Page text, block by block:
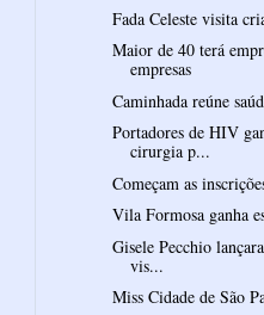
Fada Celeste visita
Maior de 40 terá
empresas
Caminhada reúne
Portadores de HIV
cirurgia p...
Começam as
Vila Formosa ganha
Gisele Pecchio
vis...
Miss Cidade de São